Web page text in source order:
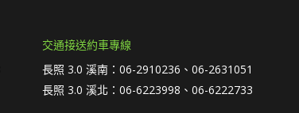
交通接送約車專線
長照 3.0 溪南：06-2910236、06-2631051
長照 3.0 溪北：06-6223998、06-6222733